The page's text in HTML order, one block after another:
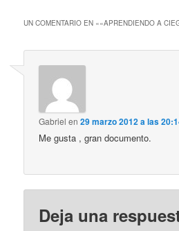
UN COMENTARIO EN ««APRENDIENDO A
Gabriel en29 marzo 2012 a las
Me gusta , gran documento.
Deja una